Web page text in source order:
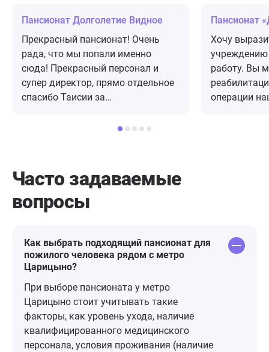
Пансионат Долголетие Видное
Прекрасный пансионат! Очень
рада, что мы попали именно
сюда! Прекрасный персонал и
супер директор, прямо отдельное
спасибо Таисии за
и поддержку. Всегда чисто, вкусно
общение, развлечения, всё, что
нужно. Спасибо Вам!!!
Пансионат
Хочу
учреждению за
работу. Вы
операции
чувствует,
И мы легко
Часто задаваемые
вопросы
Как выбрать подходящий пансионат для
пожилого человека рядом с метро
Царицыно?
При выборе пансионата у метро
Царицыно стоит учитывать такие
факторы, как уровень ухода, наличие
квалифицированного медицинского
персонала, условия проживания (наличие